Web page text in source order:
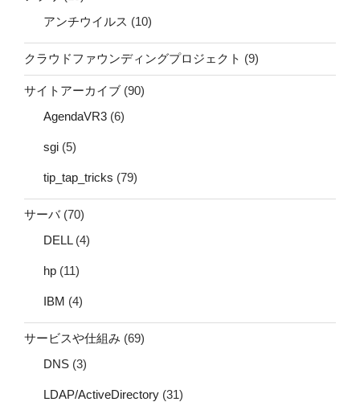
アンチウイルス (10)
クラウドファウンディングプロジェクト (9)
サイトアーカイブ (90)
AgendaVR3 (6)
sgi (5)
tip_tap_tricks (79)
サーバ(70)
DELL(4)
hp (11)
IBM (4)
サービスや仕組み (69)
DNS (3)
LDAP/ActiveDirectory (31)